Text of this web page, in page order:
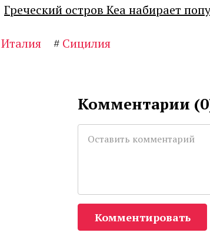
Греческий остров Кеа набирает
Италия # Сицилия
Комментарии (0
Комментировать